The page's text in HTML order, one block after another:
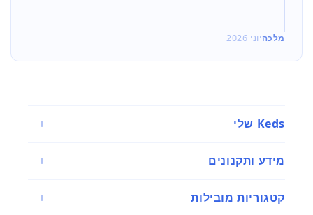
מלכהיוני 2026
Keds שלי
מידע ותקנונים
קטגוריות מובילות